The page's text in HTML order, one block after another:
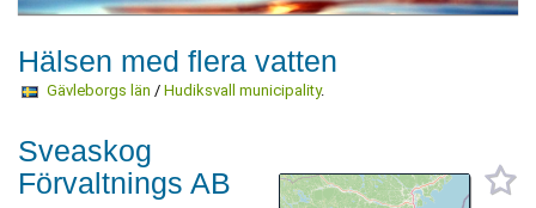
Hälsen med flera vatten
Gävleborgs län / Hudiksvall municipality.
Sveaskog
Förvaltnings AB